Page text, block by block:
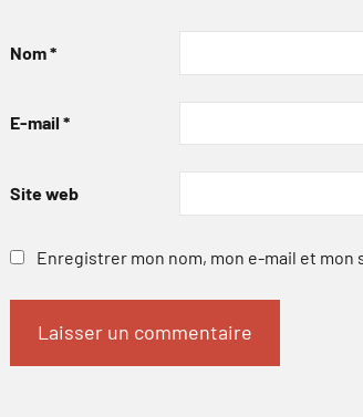
Nom*
E-mail *
Site web
Enregistrer mon nom, mon e-mail et